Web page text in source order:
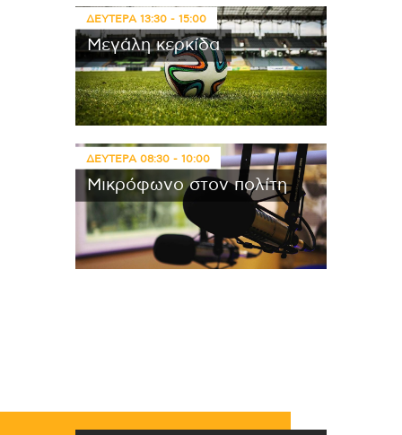
ΔΕΥΤΕΡΑ 13:30 - 15:00
Μεγάλη κερκίδα
ΔΕΥΤΕΡΑ 08:30 - 10:00
Μικρόφωνο στον πολίτη